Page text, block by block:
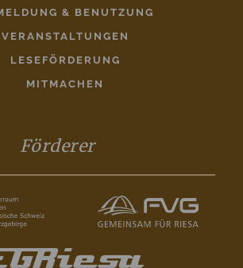
& BENUTZUNG
VERANSTALTUNGEN
LESEFÖRDERUNG
MITMACHEN
Förderer